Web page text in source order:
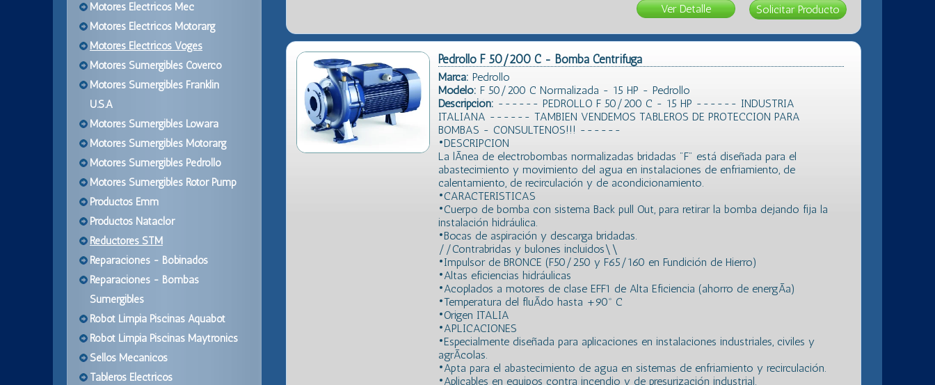
Motores Electricos Mec
Motores Electricos Motorarg
Motores Electricos Voges
Motores Sumergibles Coverco
Motores Sumergibles Franklin
U.S.A
Motores Sumergibles Lowara
Motores Sumergibles Motorarg
Motores Sumergibles Pedrollo
Motores Sumergibles Rotor Pump
Productos Emm
Productos Nataclor
Reductores STM
Reparaciones - Bobinados
Reparaciones - Bombas
Sumergibles
Robot Limpia Piscinas Aquabot
Robot Limpia Piscinas Maytronics
Sellos Mecanicos
Tableros Electricos
Ver Detalle
Pedrollo F 50/200 C - Bomba Centrifuga
Marca: Pedrollo
Modelo: F 50/200 C Normalizada - 15 HP - Pedrollo
Descripción: ------ PEDROLLO F 50/200 C - 15 HP ------ INDUSTRIA
ITALIANA ------ TAMBIEN VENDEMOS TABLEROS DE PROTECCION PARA
BOMBAS - CONSULTENOS!!! ------
•DESCRIPCION
La lÃ­nea de electrobombas normalizadas bridadas "F" está diseñada para el
abastecimiento y movimiento del agua en instalaciones de enfriamiento, de
calentamiento, de recirculación y de acondicionamiento.
•CARACTERISTICAS
•Cuerpo de bomba con sistema Back pull Out, para retirar la bomba dejando fija la
instalación hidráulica.
•Bocas de aspiración y descarga bridadas.
//Contrabridas y bulones incluidos\\
•Impulsor de BRONCE (F50/250 y F65/160 en Fundición de Hierro)
•Altas eficiencias hidráulicas
•Acoplados a motores de clase EFF1 de Alta Eficiencia (ahorro de energÃ­a)
•Temperatura del fluÃ­do hasta +90º C
•Origen ITALIA
•APLICACIONES
•Especialmente diseñada para aplicaciones en instalaciones industriales, civiles y
agrÃ­colas.
•Apta para el abastecimiento de agua en sistemas de enfriamiento y recirculación.
•Aplicables en equipos contra incendio y de presurización industrial.